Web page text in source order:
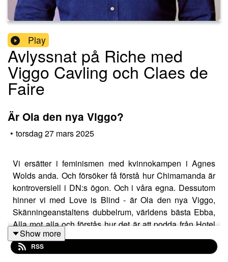
Play
Avlyssnat på Riche med
Viggo Cavling och Claes de
Faire
Är Ola den nya Viggo?
• torsdag 27 mars 2025
Vi ersätter i feminismen med kvinnokampen i Agnes
Wolds anda. Och försöker få förstå hur Chimamanda är
kontroversiell i DN:s ögon. Och i våra egna. Dessutom
hinner vi med Love is Blind - är Ola den nya Viggo,
Skänningeanstaltens dubbelrum, världens bästa Ebba,
Alla mot alla och förstås hur det är att podda från Hotel
Kung Carl. Claes upplevelse kan vara den värsta
sågningen i podcastens historia.
Show more
RSS